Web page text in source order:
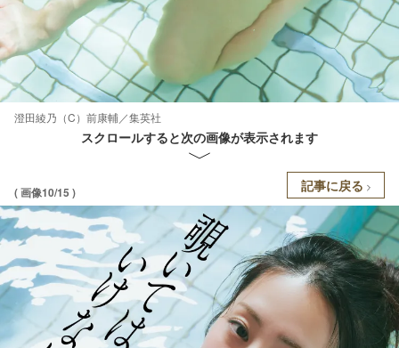
澄田綾乃（C）前康輔／集英社
スクロールすると次の画像が表示されます
( 画像10/15 ) 記事に戻る